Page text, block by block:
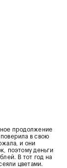
продолжение
в свою
и они
поэтому деньги
В тот год на
цветами.